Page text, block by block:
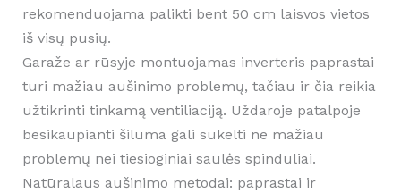
rekomenduojama palikti bent 50 cm laisvos vietos
iš visų pusių.
Garaže ar rūsyje montuojamas inverteris paprastai
turi mažiau aušinimo problemų, tačiau ir čia reikia
užtikrinti tinkamą ventiliaciją. Uždaroje patalpoje
besikaupianti šiluma gali sukelti ne mažiau
problemų nei tiesioginiai saulės spinduliai.
Natūralaus aušinimo metodai: paprastai ir